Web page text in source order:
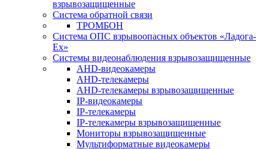
взрывозащищенные
Система обратной связи
ТРОМБОН
Система ОПС взрывоопасных объектов «Ладога-
Ex»
Системы видеонаблюдения взрывозащищенные
AHD-видеокамеры
AHD-телекамеры
AHD-телекамеры взрывозащищенные
IP-видеокамеры
IP-телекамеры
IP-телекамеры взрывозащищенные
Мониторы взрывозащищенные
Мультиформатные видеокамеры